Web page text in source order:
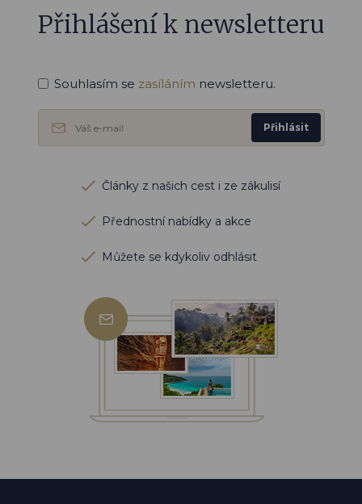
Přihlášení k newsletteru
Souhlasím se zasíláním newsletteru.
Přihlásit
Články z našich cest i ze zákulisí
Přednostní nabídky a akce
Můžete se kdykoliv odhlásit